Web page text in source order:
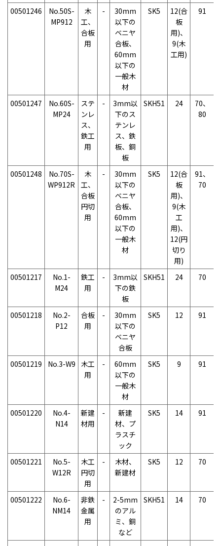
00501246
No.50S-
MP912
木
工、
合板
用
-
30mm
以下の
ベニヤ
合板、
60mm
以下の
一般木
材
SK5
12(合
板
用)、
9(木
工用)
91
00501247
No.60S-
MP24
ステ
ンレ
ス、
鉄工
用
-
3mm以
下のス
テンレ
ス、鉄
板、銅
板
SKH51 24
70、
80
00501248
No.70S-
WP912R
木
工、
合板
円切
用
-
30mm
以下の
ベニヤ
合板、
60mm
以下の
一般木
材
SK5
12(合
板
用)、
9(木
工
用)、
12(円
切り
用)
91、
70
00501217
No.1-
M24
鉄工
用
-
3mm以
下の鉄
板
SKH51 24 70
00501218
No.2-
P12
合板
用
-
30mm
以下の
ベニヤ
合板
SK5 12 91
00501219 No.3-W9
木工
用
-
60mm
以下の
一般木
材
SK5 9 91
00501220
No.4-
N14
新建
材用
-
新建
材、プ
ラスチ
ック
SK5 14 91
00501221
No.5-
W12R
木工
円切
用
-
木材、
新建材
SK5 12 70
00501222
No.6-
NM14
非鉄
金属
用
-
2-5mm
のアル
ミ、銅
など
SKH51 14 70